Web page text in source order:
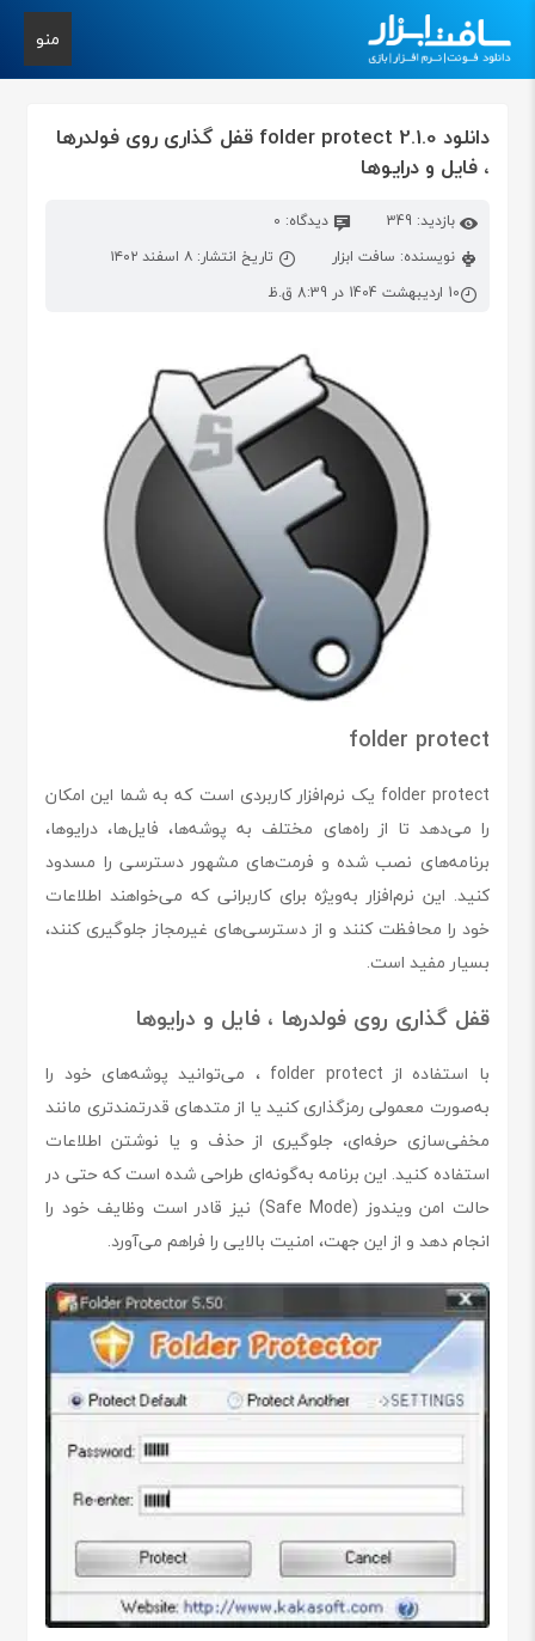
منو
دانلود folder protect 2.1.0 قفل گذاری روی فولدرها
، فایل و درایوها
بازدید: 349
دیدگاه: 0
نویسنده: سافت ابزار
تاریخ انتشار: ۸ اسفند ۱۴۰۲
10 اردیبهشت 1404 در 8:39 ق.ظ
folder protect
folder protect یک نرم‌افزار کاربردی است که به شما این امکان
را می‌دهد تا از راه‌های مختلف به پوشه‌ها، فایل‌ها، درایوها،
برنامه‌های نصب شده و فرمت‌های مشهور دسترسی را مسدود
کنید. این نرم‌افزار به‌ویژه برای کاربرانی که می‌خواهند اطلاعات
خود را محافظت کنند و از دسترسی‌های غیرمجاز جلوگیری کنند،
بسیار مفید است.
قفل گذاری روی فولدرها ، فایل و درایوها
با استفاده از folder protect ، می‌توانید پوشه‌های خود را
به‌صورت معمولی رمزگذاری کنید یا از متدهای قدرتمندتری مانند
مخفی‌سازی حرفه‌ای، جلوگیری از حذف و یا نوشتن اطلاعات
استفاده کنید. این برنامه به‌گونه‌ای طراحی شده است که حتی در
حالت امن ویندوز (Safe Mode) نیز قادر است وظایف خود را
انجام دهد و از این جهت، امنیت بالایی را فراهم می‌آورد.